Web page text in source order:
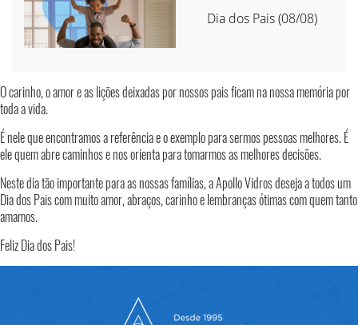
Dia dos Pais (08/08)
O carinho, o amor e as lições deixadas por nossos pais ficam na nossa memória por
toda a vida.
É nele que encontramos a referência e o exemplo para sermos pessoas melhores. É
ele quem abre caminhos e nos orienta para tomarmos as melhores decisões.
Neste dia tão importante para as nossas famílias, a Apollo Vidros deseja a todos um
Dia dos Pais com muito amor, abraços, carinho e lembranças ótimas com quem tanto
amamos.
Feliz Dia dos Pais!